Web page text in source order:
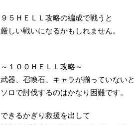
９５ＨＥＬＬ攻略の編成で戦うと
厳しい戦いになるかもしれません。
～１００ＨＥＬＬ攻略～
武器、召喚石、キャラが揃っていないと
ソロで討伐するのはかなり困難です。
できるかぎり救援を出して